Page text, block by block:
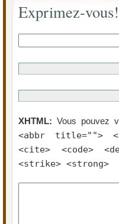
Exprimez-vous!
XHTML: Vous pouvez
<abbr title="">
<cite> <code>
<strike> <strong>